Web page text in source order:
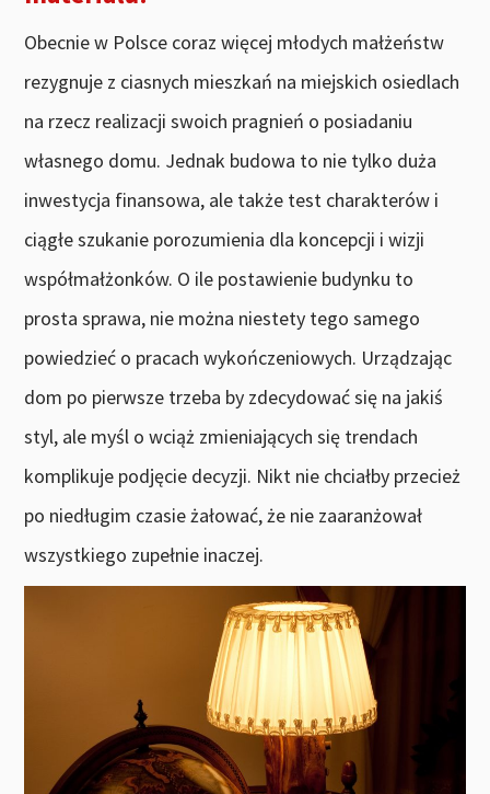
Obecnie w Polsce coraz więcej młodych małżeństw
rezygnuje z ciasnych mieszkań na miejskich osiedlach
na rzecz realizacji swoich pragnień o posiadaniu
własnego domu. Jednak budowa to nie tylko duża
inwestycja finansowa, ale także test charakterów i
ciągłe szukanie porozumienia dla koncepcji i wizji
współmałżonków. O ile postawienie budynku to
prosta sprawa, nie można niestety tego samego
powiedzieć o pracach wykończeniowych. Urządzając
dom po pierwsze trzeba by zdecydować się na jakiś
styl, ale myśl o wciąż zmieniających się trendach
komplikuje podjęcie decyzji. Nikt nie chciałby przecież
po niedługim czasie żałować, że nie zaaranżował
wszystkiego zupełnie inaczej.